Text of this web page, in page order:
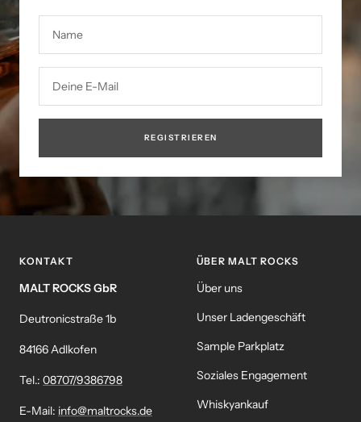
Name
Deine E-Mail
REGISTRIEREN
KONTAKT
MALT ROCKS GbR
Deutronicstraße 1b
84166 Adlkofen
Tel.: 08707/9386798
E-Mail: info@maltrocks.de
ÜBER MALT ROCKS
Über uns
Unser Ladengeschäft
Sample Parkplatz
Soziales Engagement
Whiskyankauf